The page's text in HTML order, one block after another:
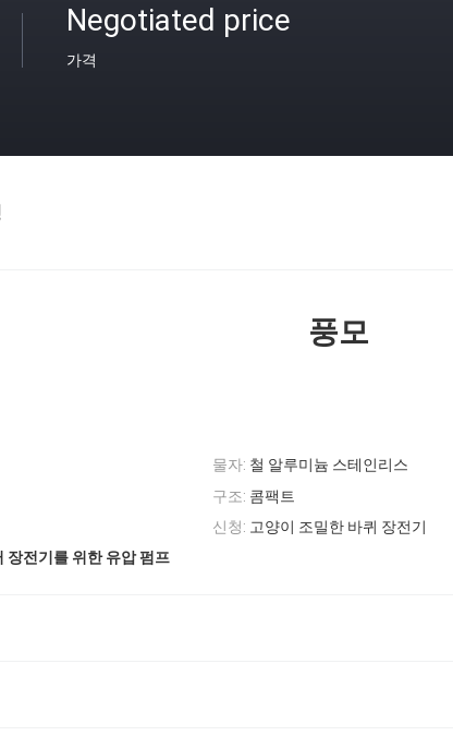
Negotiated price
가격
풍모
물자: 철 알루미늄 스테인리스
구조: 콤팩트
신청: 고양이 조밀한 바퀴 장전기
장전기를 위한 유압 펌프